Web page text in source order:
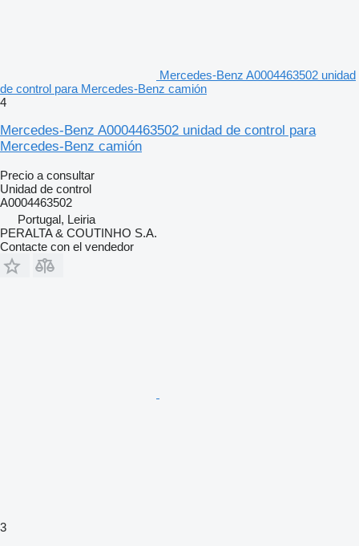
Mercedes-Benz A0004463502 unidad
de control para Mercedes-Benz camión
4
Mercedes-Benz A0004463502 unidad de control para
Mercedes-Benz camión
Precio a consultar
Unidad de control
A0004463502
Portugal, Leiria
PERALTA & COUTINHO S.A.
Contacte con el vendedor
3